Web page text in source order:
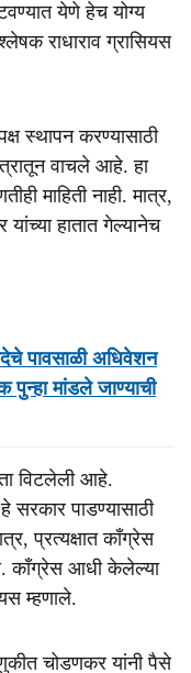
येणे हेच योग्य
राधाराव ग्रासियस
स्थापन करण्यासाठी
वाचले आहे. हा
माहिती नाही. मात्र,
हातात गेल्यानेच
पावसाळी अधिवेशन
मांडले जाण्याची
विटलेली आहे.
सरकार पाडण्यासाठी
प्रत्यक्षात काँग्रेस
काँग्रेस आधी केलेल्या
म्हणाले.
चोडणकर यांनी पैसे